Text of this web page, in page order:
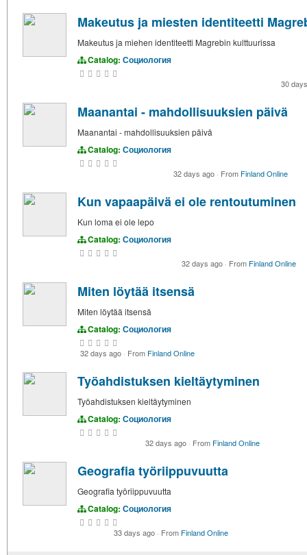
Makeutus ja miesten identiteetti
Makeutus ja miehen identiteetti Magrebin kulttuurissa
Catalog: Социология
30
Maanantai - mahdollisuuksien päivä
Maanantai - mahdollisuuksien päivä
Catalog: Социология
32 days ago · From Finland Online
Kun vapaapäivä ei ole rentoutuminen
Kun loma ei ole lepo
Catalog: Социология
32 days ago · From Finland Online
Miten löytää itsensä
Miten löytää itsensä
Catalog: Социология
32 days ago · From Finland Online
Työahdistuksen kieltäytyminen
Työahdistuksen kieltäytyminen
Catalog: Социология
32 days ago · From Finland Online
Geografia työriippuvuutta
Geografia työriippuvuutta
Catalog: Социология
33 days ago · From Finland Online